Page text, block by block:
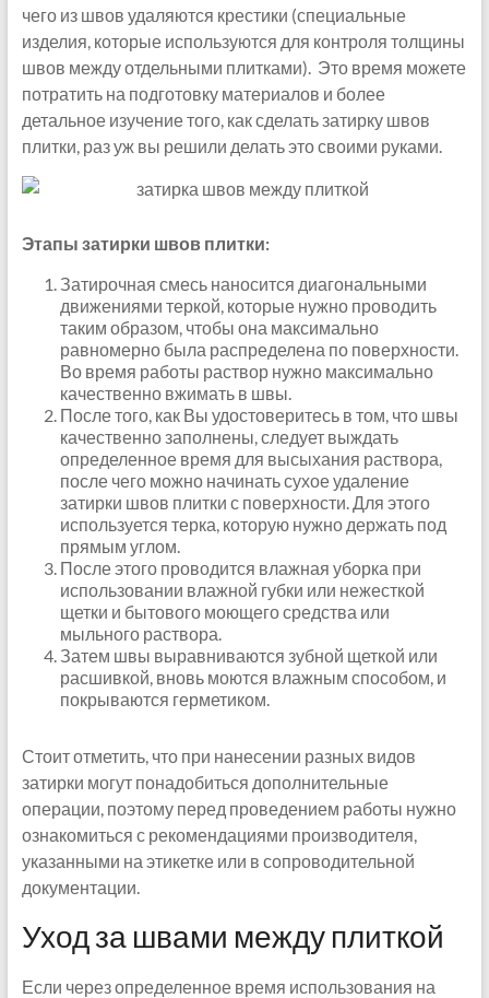
чего из швов удаляются крестики (специальные
изделия, которые используются для контроля толщины
швов между отдельными плитками). Это время можете
потратить на подготовку материалов и более
детальное изучение того, как сделать затирку швов
плитки, раз уж вы решили делать это своими руками.
Этапы затирки швов плитки:
Затирочная смесь наносится диагональными
движениями теркой, которые нужно проводить
таким образом, чтобы она максимально
равномерно была распределена по поверхности.
Во время работы раствор нужно максимально
качественно вжимать в швы.
После того, как Вы удостоверитесь в том, что швы
качественно заполнены, следует выждать
определенное время для высыхания раствора,
после чего можно начинать сухое удаление
затирки швов плитки с поверхности. Для этого
используется терка, которую нужно держать под
прямым углом.
После этого проводится влажная уборка при
использовании влажной губки или нежесткой
щетки и бытового моющего средства или
мыльного раствора.
Затем швы выравниваются зубной щеткой или
расшивкой, вновь моются влажным способом, и
покрываются герметиком.
Стоит отметить, что при нанесении разных видов
затирки могут понадобиться дополнительные
операции, поэтому перед проведением работы нужно
ознакомиться с рекомендациями производителя,
указанными на этикетке или в сопроводительной
документации.
Уход за швами между плиткой
Если через определенное время использования на